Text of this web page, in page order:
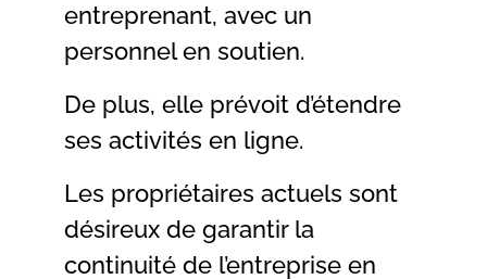
entreprenant, avec un
personnel en soutien.
De plus, elle prévoit d’étendre
ses activités en ligne.
Les propriétaires actuels sont
désireux de garantir la
continuité de l’entreprise en